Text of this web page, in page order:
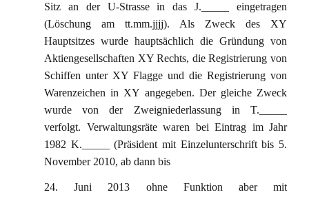
Sitz an der U-Strasse in das J._____ eingetragen
(Löschung am tt.mm.jjjj). Als Zweck des XY
Hauptsitzes wurde hauptsächlich die Gründung von
Aktiengesellschaften XY Rechts, die Registrierung von
Schiffen unter XY Flagge und die Registrierung von
Warenzeichen in XY angegeben. Der gleiche Zweck
wurde von der Zweigniederlassung in T._____
verfolgt. Verwaltungsräte waren bei Eintrag im Jahr
1982 K._____ (Präsident mit Einzelunterschrift bis 5.
November 2010, ab dann bis
24. Juni 2013 ohne Funktion aber mit